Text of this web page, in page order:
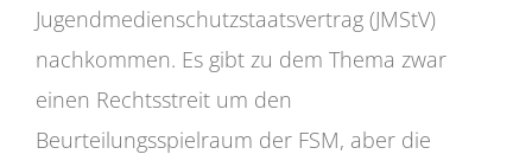
Jugendmedienschutzstaatsvertrag (JMStV)
nachkommen. Es gibt zu dem Thema zwar
einen Rechtsstreit um den
Beurteilungsspielraum der FSM, aber die